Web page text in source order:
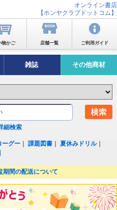
オンライン書店
【ホンヤクラブドットコム】
物かご 店舗一覧 ご利用ガイド
雑誌 その他商材
細検索
ーグー ｜課題図書 ｜夏休みドリル｜
期間の配送について